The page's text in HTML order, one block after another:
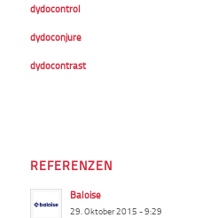
dydocontrol
dydoconjure
dydocontrast
REFERENZEN
Baloise
29. Oktober 2015 - 9:29